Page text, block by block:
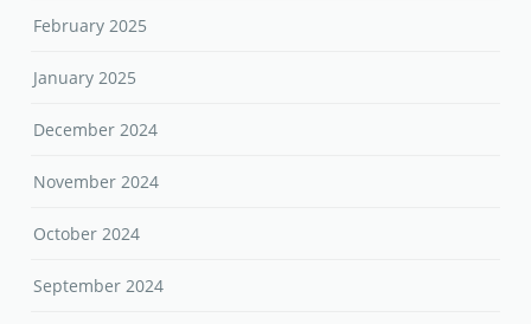
February 2025
January 2025
December 2024
November 2024
October 2024
September 2024